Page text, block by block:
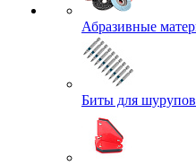
Абразивные
Биты для